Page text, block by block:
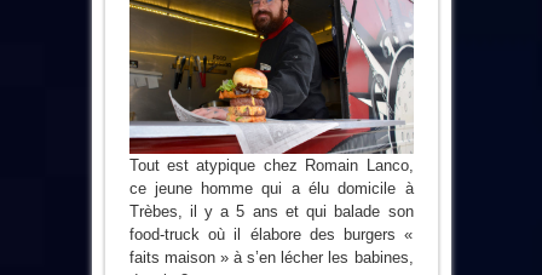
Tout est atypique chez Romain Lanco,
ce jeune homme qui a élu domicile à
Trèbes, il y a 5 ans et qui balade son
food-truck où il élabore des burgers «
faits maison » à s’en lécher les babines,